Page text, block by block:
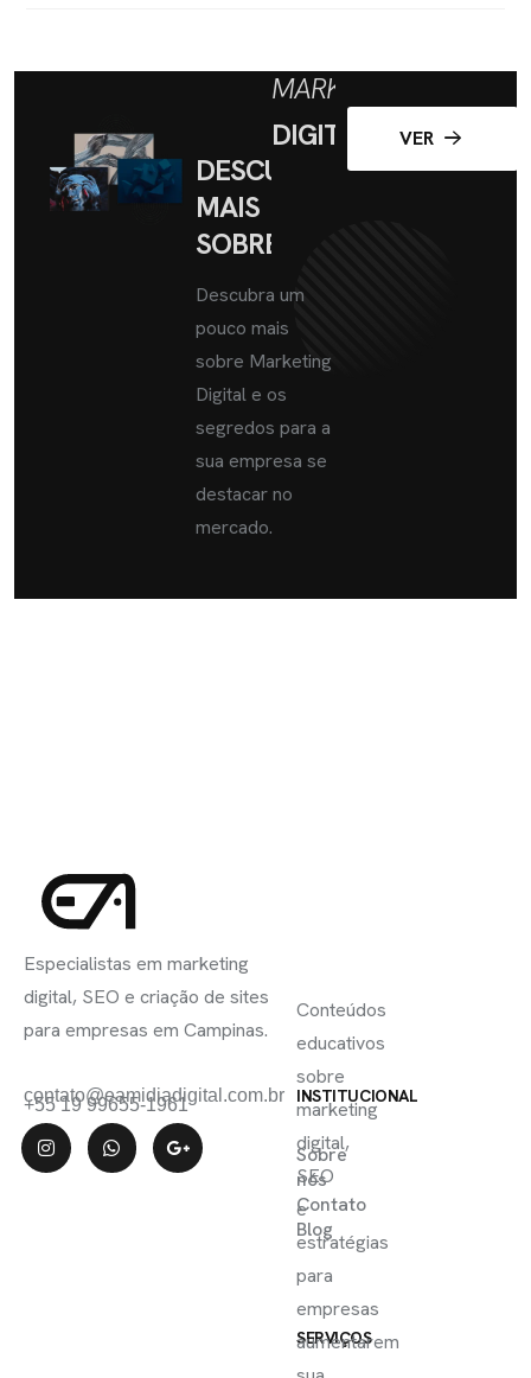
DESCUBRA
MAIS
SOBRE
MARKETING
DIGITAL
Descubra um
pouco mais
sobre Marketing
Digital e os
segredos para a
sua empresa se
destacar no
mercado.
VER
Especialistas em marketing
digital, SEO e criação de sites
para empresas em Campinas.
contato@eamidiadigital.com.br
+55 19 99655-1961 INSTITUCIONAL
Sobre
nós
Contato
Blog
SERVIÇOS
Conteúdos
educativos
sobre
marketing
digital,
SEO
e
estratégias
para
empresas
aumentarem